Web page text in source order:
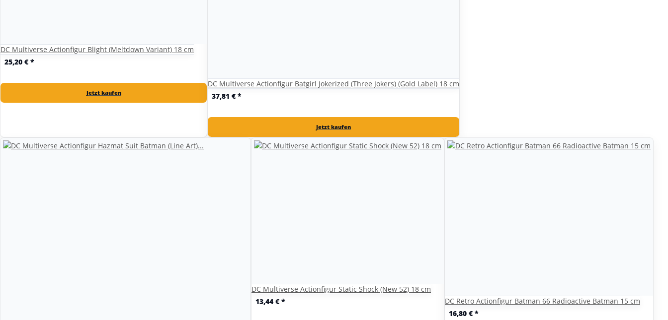
DC Multiverse Actionfigur Blight (Meltdown Variant) 18 cm
25,20 € *
Jetzt kaufen
DC Multiverse Actionfigur Batgirl Jokerized (Three Jokers) (Gold Label) 18 cm
37,81 € *
Jetzt kaufen
DC Multiverse Actionfigur Static Shock (New 52) 18 cm
13,44 € *
DC Retro Actionfigur Batman 66 Radioactive Batman 15 cm
16,80 € *